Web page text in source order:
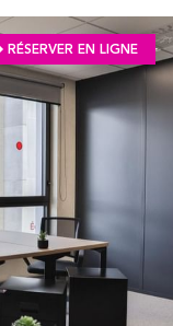
RÉSERVER EN LIGNE